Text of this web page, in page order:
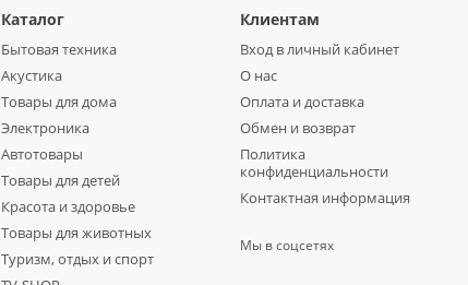
Каталог
Бытовая техника
Акустика
Товары для дома
Электроника
Автотовары
Товары для детей
Красота и здоровье
Товары для животных
Туризм, отдых и спорт
Клиентам
Вход в личный кабинет
О нас
Оплата и доставка
Обмен и возврат
Политика
конфиденциальности
Контактная информация
Мы в соцсетях